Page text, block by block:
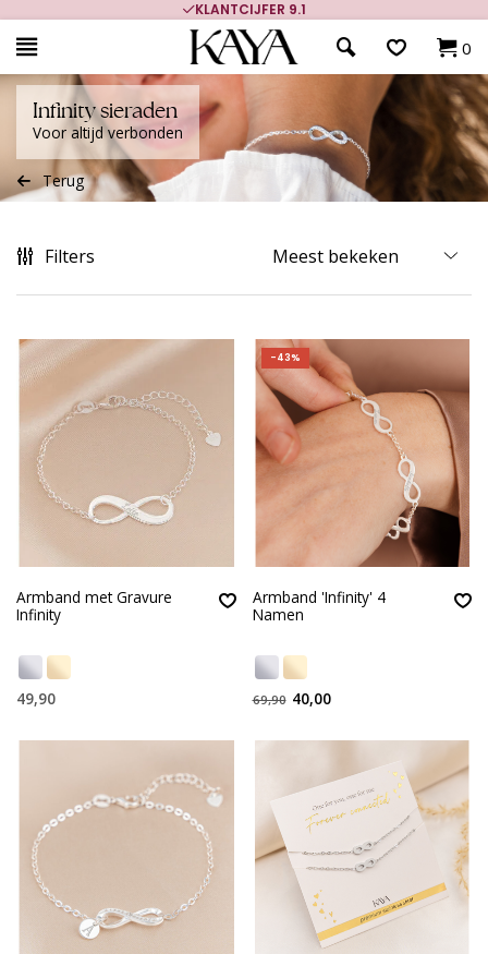
700.000+ TEVREDEN KLANTEN
0
Infinity sieraden
Voor altijd verbonden
Terug
Filters
Armband met Gravure
Infinity
49,90
-43%
Armband 'Infinity' 4
Namen
69,90 40,00